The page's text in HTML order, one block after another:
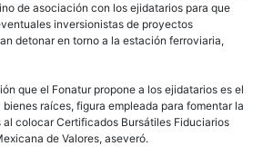
de asociación con los ejidatarios para que
inversionistas de proyectos
detonar en torno a la estación ferroviaria,
que el Fonatur propone a los ejidatarios es el
raíces, figura empleada para fomentar la
colocar Certificados Bursátiles Fiduciarios
de Valores, aseveró.